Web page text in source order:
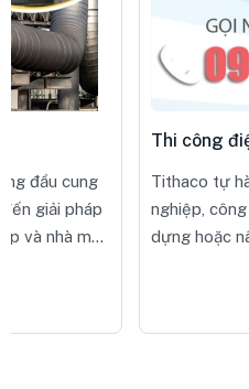
Thi công điện nhà xưởng
Tithaco tự hào là đối tác
nghiệp, công ty sản xuất, và
dựng hoặc nâng cấp thi